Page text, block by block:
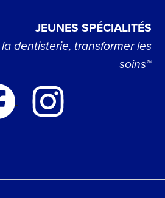
JEUNES SPÉCIALITÉS
dentisterie, transformer les
soins™